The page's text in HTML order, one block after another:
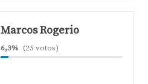
Marcos Rogerio
6,3% (25 votos)